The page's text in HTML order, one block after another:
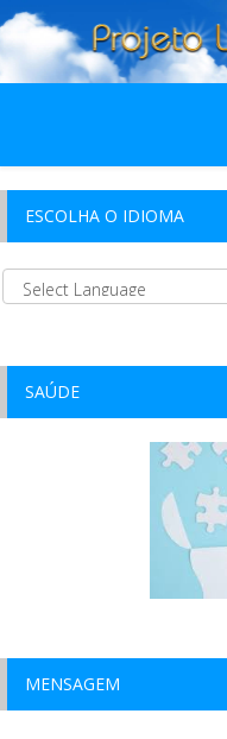
ESCOLHA O IDIOMA
SAÚDE
MENSAGEM